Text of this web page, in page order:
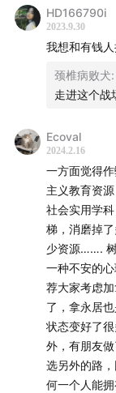
HD166790i
2023.9.30
我想和有钱
颈椎病败犬:
走进这个战
Ecoval
2024.2.16
一方面觉得
主义教育资
社会实用学
梯，消磨掉
少资源…….
一种不安的
荐大家考虑
了，拿永居
状态变好了
外，有朋友
选另外的路
何一个人能